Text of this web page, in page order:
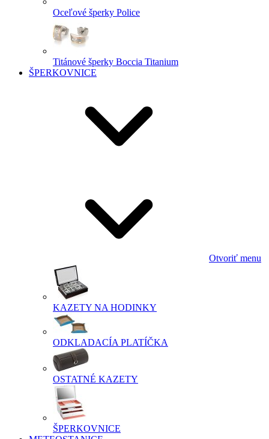
Oceľové šperky Police
Titánové šperky Boccia Titanium
ŠPERKOVNICE
Otvoriť menu
KAZETY NA HODINKY
ODKLADACÍA PLATÍČKA
OSTATNÉ KAZETY
ŠPERKOVNICE